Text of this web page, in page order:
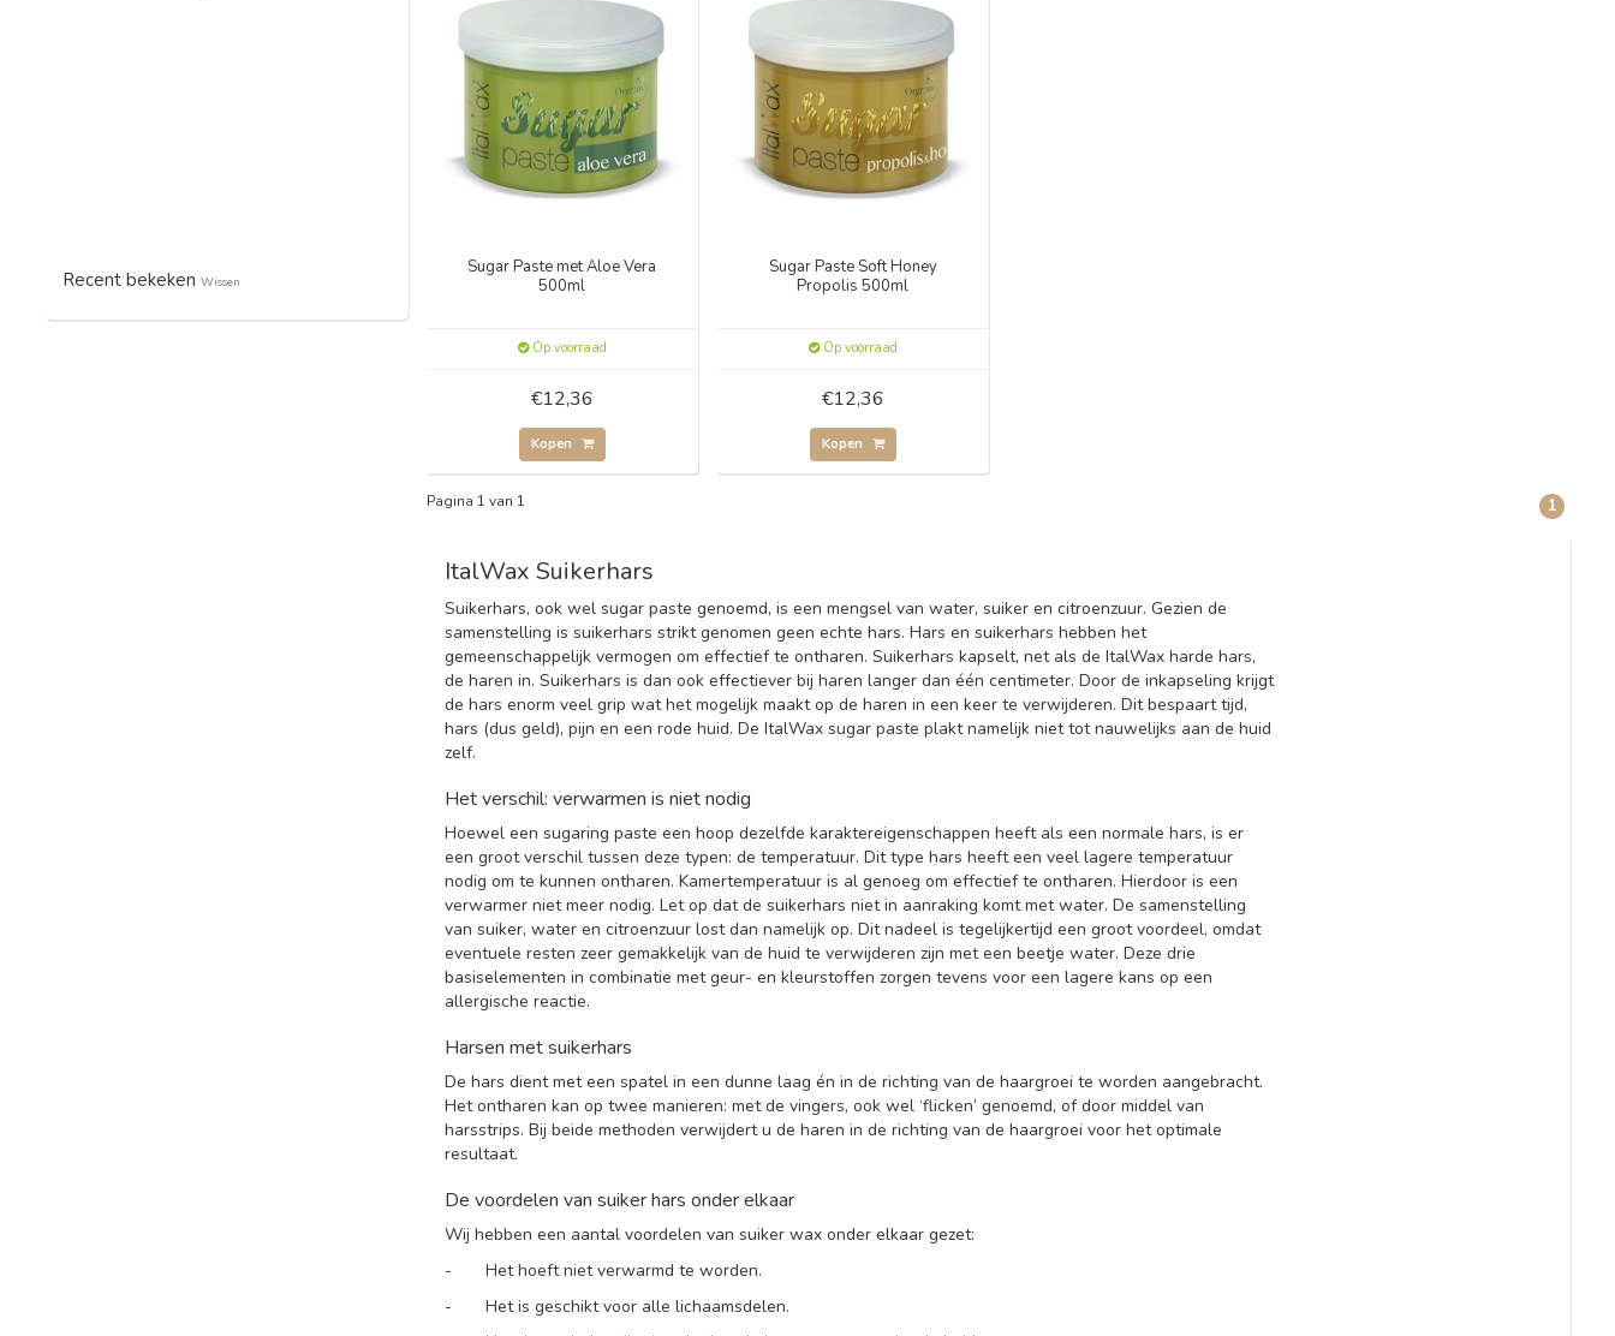
Recent bekeken Wissen
Sugar Paste met Aloe Vera
500ml
Op voorraad
€12,36
Kopen
Sugar Paste Soft Honey
Propolis 500ml
Op voorraad
€12,36
Kopen
Pagina 1 van 1 1
ItalWax Suikerhars
Suikerhars, ook wel sugar paste genoemd, is een mengsel van water, suiker en citroenzuur. Gezien de
samenstelling is suikerhars strikt genomen geen echte hars. Hars en suikerhars hebben het
gemeenschappelijk vermogen om effectief te ontharen. Suikerhars kapselt, net als de ItalWax harde hars,
de haren in. Suikerhars is dan ook effectiever bij haren langer dan één centimeter. Door de inkapseling krijgt
de hars enorm veel grip wat het mogelijk maakt op de haren in een keer te verwijderen. Dit bespaart tijd,
hars (dus geld), pijn en een rode huid. De ItalWax sugar paste plakt namelijk niet tot nauwelijks aan de huid
zelf.
Het verschil: verwarmen is niet nodig
Hoewel een sugaring paste een hoop dezelfde karaktereigenschappen heeft als een normale hars, is er
een groot verschil tussen deze typen: de temperatuur. Dit type hars heeft een veel lagere temperatuur
nodig om te kunnen ontharen. Kamertemperatuur is al genoeg om effectief te ontharen. Hierdoor is een
verwarmer niet meer nodig. Let op dat de suikerhars niet in aanraking komt met water. De samenstelling
van suiker, water en citroenzuur lost dan namelijk op. Dit nadeel is tegelijkertijd een groot voordeel, omdat
eventuele resten zeer gemakkelijk van de huid te verwijderen zijn met een beetje water. Deze drie
basiselementen in combinatie met geur- en kleurstoffen zorgen tevens voor een lagere kans op een
allergische reactie.
Harsen met suikerhars
De hars dient met een spatel in een dunne laag én in de richting van de haargroei te worden aangebracht.
Het ontharen kan op twee manieren: met de vingers, ook wel ‘flicken’ genoemd, of door middel van
harsstrips. Bij beide methoden verwijdert u de haren in de richting van de haargroei voor het optimale
resultaat.
De voordelen van suiker hars onder elkaar
Wij hebben een aantal voordelen van suiker wax onder elkaar gezet:
- Het hoeft niet verwarmd te worden.
- Het is geschikt voor alle lichaamsdelen.